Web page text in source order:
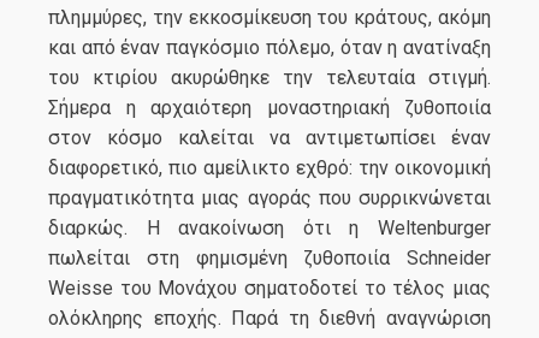
πλημμύρες, την εκκοσμίκευση του κράτους, ακόμη
και από έναν παγκόσμιο πόλεμο, όταν η ανατίναξη
του κτιρίου ακυρώθηκε την τελευταία στιγμή.
Σήμερα η αρχαιότερη μοναστηριακή ζυθοποιία
στον κόσμο καλείται να αντιμετωπίσει έναν
διαφορετικό, πιο αμείλικτο εχθρό: την οικονομική
πραγματικότητα μιας αγοράς που συρρικνώνεται
διαρκώς. Η ανακοίνωση ότι η Weltenburger
πωλείται στη φημισμένη ζυθοποιία Schneider
Weisse του Μονάχου σηματοδοτεί το τέλος μιας
ολόκληρης εποχής. Παρά τη διεθνή αναγνώριση